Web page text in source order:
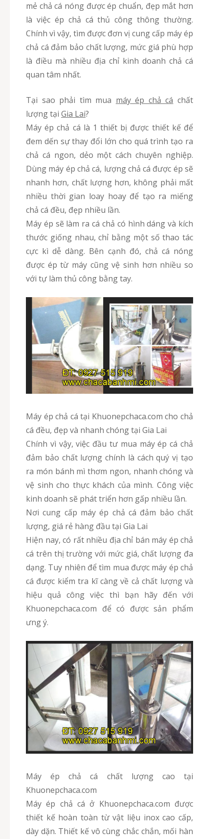
mẻ chả cá nóng được ép chuẩn, đẹp mắt hơn
là việc ép chả cá thủ công thông thường.
Chính vì vậy, tìm được đơn vị cung cấp máy ép
chả cá đảm bảo chất lượng, mức giá phù hợp
là điều mà nhiều địa chỉ kinh doanh chả cá
quan tâm nhất.
Tại sao phải tìm mua máy ép chả cá chất
lượng tại Gia Lai?
Máy ép chả cá là 1 thiết bị được thiết kế để
đem dến sự thay đổi lớn cho quá trình tạo ra
chả cá ngon, dẻo một cách chuyên nghiệp.
Dùng máy ép chả cá, lượng chả cá được ép sẽ
nhanh hơn, chất lượng hơn, không phải mất
nhiều thời gian loay hoay để tạo ra miếng
chả cá đều, đẹp nhiều lần.
Máy ép sẽ làm ra cá chả có hình dáng và kích
thước giống nhau, chỉ bằng một số thao tác
cực kì dễ dàng. Bên cạnh đó, chả cá nóng
được ép từ máy cũng vệ sinh hơn nhiều so
với tự làm thủ công bằng tay.
Máy ép chả cá tại Khuonepchaca.com cho chả
cá đều, đẹp và nhanh chóng tại Gia Lai
Chính vì vậy, việc đầu tư mua máy ép cá chả
đảm bảo chất lượng chính là cách quý vị tạo
ra món bánh mì thơm ngon, nhanh chóng và
vệ sinh cho thực khách của mình. Công việc
kinh doanh sẽ phát triển hơn gấp nhiều lần.
Nơi cung cấp máy ép chả cá đảm bảo chất
lượng, giá rẻ hàng đầu tại Gia Lai
Hiện nay, có rất nhiều địa chỉ bán máy ép chả
cá trên thị trường với mức giá, chất lượng đa
dạng. Tuy nhiên để tìm mua được máy ép chả
cá được kiểm tra kĩ càng về cả chất lượng và
hiệu quả công việc thì bạn hãy đến với
Khuonepchaca.com để có được sản phẩm
ưng ý.
Máy ép chả cá chất lượng cao tại
Khuonepchaca.com
Máy ép chả cá ở Khuonepchaca.com được
thiết kế hoàn toàn từ vật liệu inox cao cấp,
dày dặn. Thiết kế vô cùng chắc chắn, mối hàn